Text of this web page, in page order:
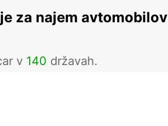
za najem avtomobilov
v 140 državah.